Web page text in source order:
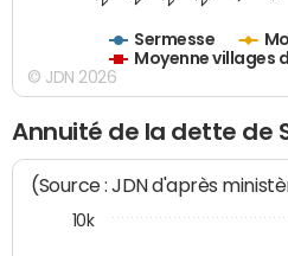
Sermesse
Moyenne villages
© JDN 2026
Annuité de la dette de
(Source : JDN d'après
10k